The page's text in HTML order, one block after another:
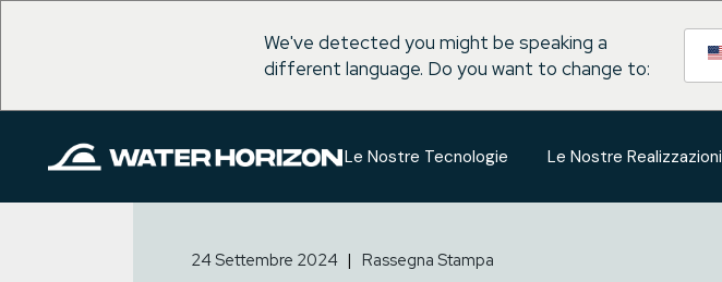
We've detected you might be speaking a
different language. Do you want to change to:
Salta
contenuto Le Nostre Tecnologie Le Nostre Realizzazioni
24 Settembre 2024 Rassegna Stampa